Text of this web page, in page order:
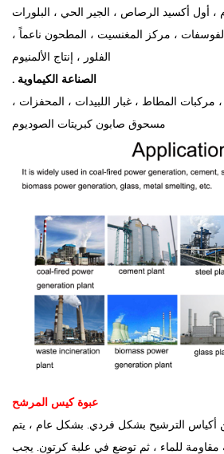
، أول أكسيد الرصاص ، الجير الحي ، البلورات
، مركز المغنسيت ، المطحون ناعماً ،
الفلور ، إنتاج الألمنيوم
. الصناعة الكيماوية
المطاط ، غبار اللبيدات ، المحفزات ،
مسحوق صابون كبريتات الصوديوم
عبوة كيس المرشح
أكياس الترشيح بشكل فردي. بشكل عام ، يتم
مقاومة للماء ، ثم توضع في علبة كرتون. يجب